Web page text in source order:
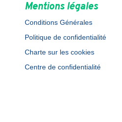
Mentions légales
Conditions Générales
Politique de confidentialité
Charte sur les cookies
Centre de confidentialité